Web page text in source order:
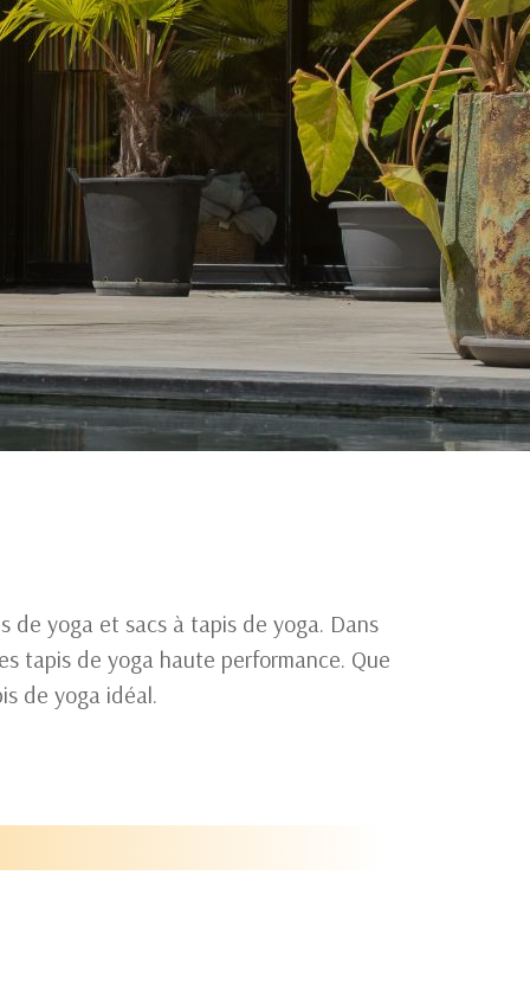
de yoga et sacs à tapis de yoga. Dans
tapis de yoga haute performance. Que
de yoga idéal.